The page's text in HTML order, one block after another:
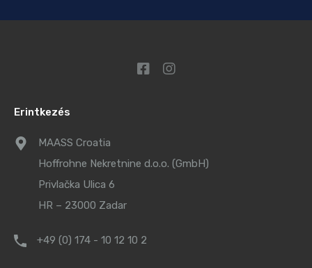
Erintkezés
MAASS Croatia
Hoffrohne Nekretnine d.o.o. (GmbH)
Privlačka Ulica 6
HR – 23000 Zadar
+49 (0) 174 - 10 12 10 2